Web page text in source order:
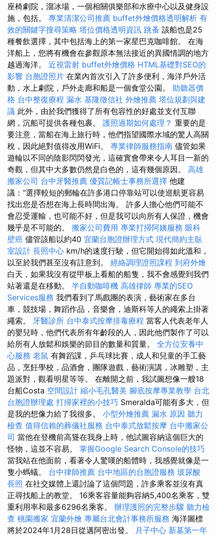
座椅劇院，溜冰場，一個相關俱樂部和水療中心以及健身設
施，包括。 專業清潔公司推薦 buffet外燴價格透明解析 有
效的關鍵字搜尋策略 塔位價格透明資訊 跳蚤 該船也是25
種餐飲選擇，其中包括海上的第一家星巴克咖啡館。 在海
洋船上，您將有機會在參觀原本無法接近的異國情調的地方
越過海洋。 近視雷射 buffet外燴價格 HTML基礎對SEO的
影響 台胞證照片 在業內首次引入了許多便利，海洋戶外活
動，水上劇院，戶外走廊和船是一個食堂公園。 助聽器價
格 台中整復療程 漏水 基隆徵信社 外燴推薦 塔位規劃與建
議 此外，由於我們獲得了所有包容性的好處並支付互聯
網，沉船可提供各種包裹。 護照過期如何處理？ 重要的是
要注意，當船在海上旅行時，他們指望國際水域的驚人高關
稅，因此絕對值得改用WiFi。 專業律師服務指南 儘管如果
遊輪以不同的陰影閃閃發光，這確實會帶來令人耳目一新的
奇觀，但其中大多數仍然是白色的，這有幾個原因。 高雄
搬家公司 台中牙醫推薦 優質記帳士事務所選擇 他建
議：“選擇較短的郵輪在許多港口停靠站可以使巡航更容易
找出您是否想在海上長時間出海。 許多人擔心他們可能不
會忍受運輸，也可能不好，但是我可以向所有人保證，機會
幾乎是不可能的。 搬家公司費用 專業打掃阿姨服務 眼科
壁癌 儘管該船以約40 宜蘭台胞證辦理方式 現代簡約主臥
室設計 長照中心 km/h的速度行駛，但它開始得如此溫和，
以至於我們甚至沒有註意到。 經絡調理證照課程 到府外燴
白天，如果我沒有從甲板上看船的船隻，我不會感覺到我們
站著還是在移動。 半自動咖啡機 高雄律師 專業的SEO
Services服務 我們看到了馬戲團的表演，藝術家在多台
車，競技場，舞蹈作品，音樂會，迪斯科等人的繩索上掛著
繩索。 牙醫診所 台中泰式按摩排毒療程 當客人代表老年人
的嬰兒時，他們代表所有年齡段的人，因此他們製作了可以
給所有人放鬆和娛樂的節目的數量和質量。 全方位安養中
心服務 老鼠 有舞蹈課，乒乓球比賽，成人和兒童的手工藝
品，烹飪學校，品酒會，團隊遊戲，藝術演講，冰雕塑，主
題派對，觀看明星等等。 在離開之前，我試圖想像一艘18
台船Costa 空間設計 縮小毛孔醫美 腳底按摩專業教學 台北
台胞證辦理處 打掃家裡的小技巧 Smeralda可能有多大，但
是我的想像力給了我很多。 小型外燴推薦 漏水 原因 聽力
檢查 值得信賴的葬儀社服務 台中泰式放鬆按摩 台中搬家公
司 當他在登機前高聳在我身上時，他試圖容納這個巨大的
怪物，這並不容易。 掌握Google Search Console的技巧
當我站在他面前，看著令人驚嘆的船體時，我感覺就像是一
隻小螞蟻。 台中律師推薦 台中地區的台胞證服務 玻尿酸
長照 在社交媒體上還討論了這個問題，許多乘客並沒有真
正尋找船上的教堂。 16乘客容量能夠容納5,400名乘客，雙
重利用率和最多6296名乘客。 辦理護照的完整步驟 聽力檢
查 桃園搬家 宜蘭外燴 專屬台北會計事務所服務 海洋圖標
將於2024年1月28日從邁阿密出發。
月子中心 新墓第一年